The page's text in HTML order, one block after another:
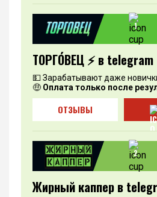
1
ТОРГО́ВЕЦ ⚡️ в telegram
💵 Зарабатывают даже
🤑 Оплата только после
ОТЗЫВЫ
2
Жирный каппер в